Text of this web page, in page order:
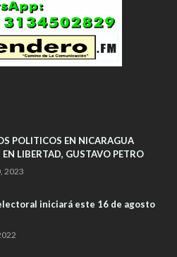
POLITICOS EN NICARAGUA
LIBERTAD, GUSTAVO PETRO
2023
iniciará este 16 de agosto